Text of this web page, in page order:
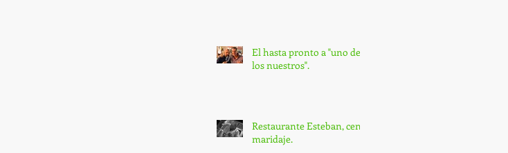
El hasta pronto a "uno de
los nuestros".
Restaurante Esteban, cena
maridaje.